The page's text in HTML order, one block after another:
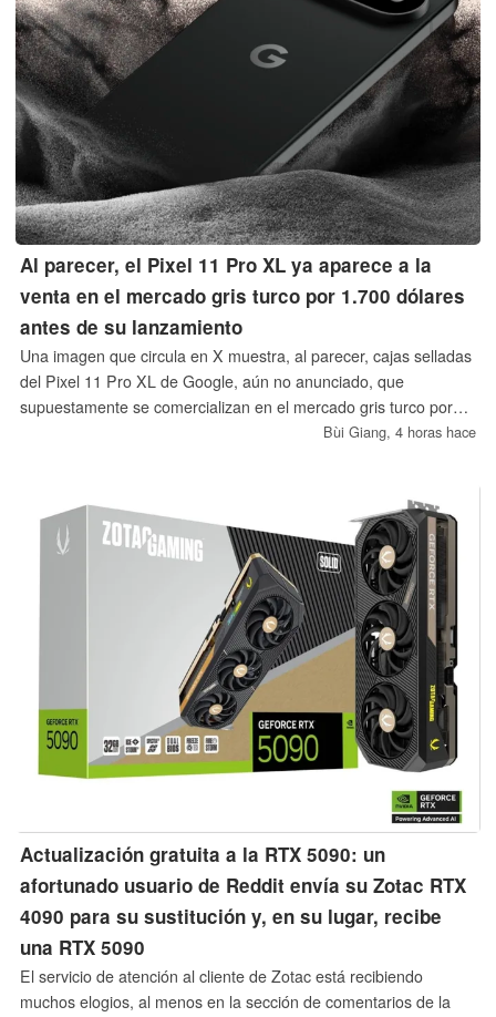
Al parecer, el Pixel 11 Pro XL ya aparece a la
venta en el mercado gris turco por 1.700 dólares
antes de su lanzamiento
Una imagen que circula en X muestra, al parecer, cajas selladas
del Pixel 11 Pro XL de Google, aún no anunciado, que
supuestamente se comercializan en el mercado gris turco por
Bùi Giang, 4 horas hace
Actualización gratuita a la RTX 5090: un
afortunado usuario de Reddit envía su Zotac RTX
4090 para su sustitución y, en su lugar, recibe
una RTX 5090
El servicio de atención al cliente de Zotac está recibiendo
muchos elogios, al menos en la sección de comentarios de la